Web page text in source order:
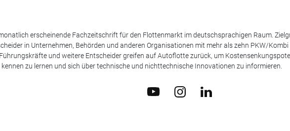
erscheinende Fachzeitschrift für den Flottenmarkt im deutschsprachigen Raum.
in Unternehmen, Behörden und anderen Organisationen mit mehr als zehn PKW/
und weitere Entscheider greifen auf Autoflotte zurück, um
zu lernen und sich über technische und nichttechnische Innovationen zu informieren.